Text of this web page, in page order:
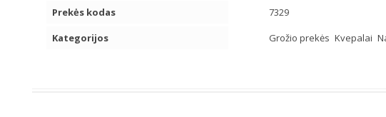
Prekės kodas
7329
Kategorijos
Grožio prekės Kvepalai